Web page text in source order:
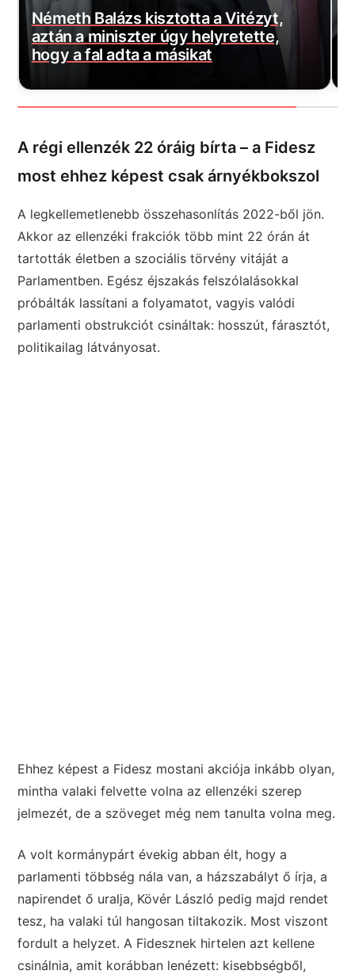
Elképesztő mit találtak Novák Katalin
egykori kormányzati irodájában
A régi ellenzék 22 óráig bírta – a Fidesz
most ehhez képest csak árnyékbokszol
A legkellemetlenebb összehasonlítás 2022-ből jön.
Akkor az ellenzéki frakciók több mint 22 órán át
tartották életben a szociális törvény vitáját a
Parlamentben. Egész éjszakás felszólalásokkal
próbálták lassítani a folyamatot, vagyis valódi
parlamenti obstrukciót csináltak: hosszút, fárasztót,
politikailag látványosat.
Ehhez képest a Fidesz mostani akciója inkább olyan,
mintha valaki felvette volna az ellenzéki szerep
jelmezét, de a szöveget még nem tanulta volna meg.
A volt kormánypárt évekig abban élt, hogy a
parlamenti többség nála van, a házszabályt ő írja, a
napirendet ő uralja, Kövér László pedig majd rendet
tesz, ha valaki túl hangosan tiltakozik. Most viszont
fordult a helyzet. A Fidesznek hirtelen azt kellene
csinálnia, amit korábban lenézett: kisebbségből,